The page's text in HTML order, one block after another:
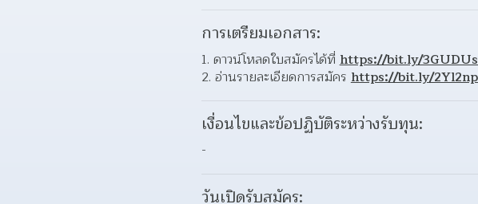
การเตรียมเอกสาร:
ดาวน์โหลดใบสมัครได้ที่ https://bit.ly/
อ่านรายละเอียดการสมัคร https://bit.ly/
เงื่อนไขและข้อปฏิบัติระหว่างรับทุน:
-
วันเปิดรับสมัคร: